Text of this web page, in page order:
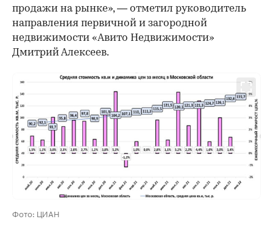
продажи на рынке», — отметил руководитель
направления первичной и загородной
недвижимости «Авито Недвижимости»
Дмитрий Алексеев.
Фото: ЦИАН